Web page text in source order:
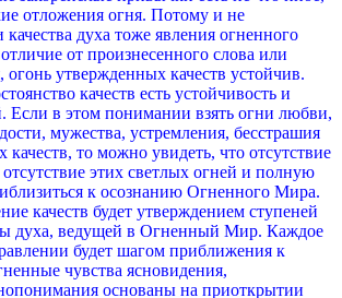
отложения огня. Потому и не
качества духа тоже явления огненного
от произнесенного слова или
огонь утвержденных качеств устойчив.
качеств есть устойчивость и
Если в этом понимании взять огни любви,
мужества, устремления, бесстрашия
качеств, то можно увидеть, что отсутствие
отсутствие этих светлых огней и полную
к осознанию Огненного Мира.
качеств будет утверждением ступеней
духа, ведущей в Огненный Мир. Каждое
будет шагом приближения к
чувства ясновидения,
основаны на приоткрытии